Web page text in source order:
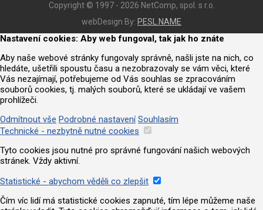
Copyright © 1997 - 2026 NetComp, spol. s r.o.
webDesign By: PESL.NAME
Nastavení cookies: Aby web fungoval, tak jak ho znáte
Aby naše webové stránky fungovaly správně, našli jste na nich, co
hledáte, ušetřili spoustu času a nezobrazovaly se vám věci, které
Vás nezajímají, potřebujeme od Vás souhlas se zpracováním
souborů cookies, tj. malých souborů, které se ukládají ve vašem
prohlížeči.
Odmítnout vše Podrobné nastavení Souhlasím
Technické - nezbytně nutné cookies
Tyto cookies jsou nutné pro správné fungování našich webových
stránek. Vždy aktivní.
Statistické - abychom věděli co zlepšit
Čím víc lidí má statistické cookies zapnuté, tím lépe můžeme naše